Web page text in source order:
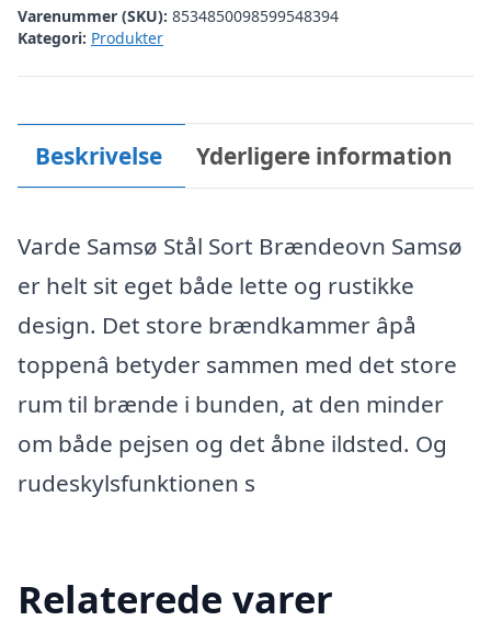
Varenummer (SKU): 8534850098599548394
Kategori: Produkter
Beskrivelse Yderligere information
Varde Samsø Stål Sort Brændeovn Samsø
er helt sit eget både lette og rustikke
design. Det store brændkammer âpå
toppenâ betyder sammen med det store
rum til brænde i bunden, at den minder
om både pejsen og det åbne ildsted. Og
rudeskylsfunktionen s
Relaterede varer